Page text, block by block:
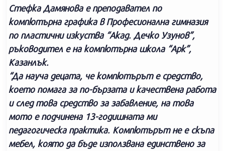
Стефка Дамянова е преподавател по
компютърна графика в Професионална гимназия
по пластични изкуства “Акад. Дечко Узунов”,
ръководител е на компютърна школа “Арк”,
Казанлък.
“Да науча децата, че компютърът е средство,
което помага за по-бързата и качествена работа
и след това средство за забавление, на това
мото е подчинена 13-годишната ми
педагогическа практика. Компютърът не е скъпа
мебел, която да бъде използвана единствено за